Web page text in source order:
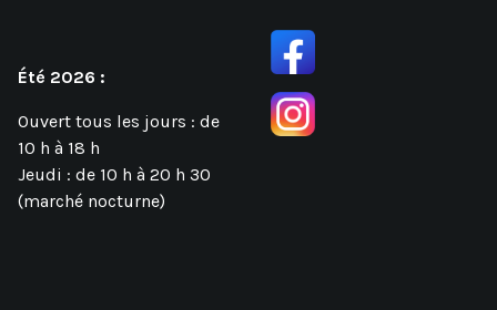
Été 2026 :
Ouvert tous les jours : de
10 h à 18 h
Jeudi : de 10 h à 20 h 30
(marché nocturne)